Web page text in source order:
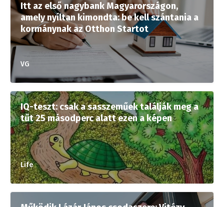
Itt az első nagybank Magyarországon,
amely nyíltan kimondta: be kell szántania a
kormánynak az Otthon Startot
VG
IQ-teszt: csak a sasszeműek találják meg a
tűt 25 másodperc alatt ezen a képen
Life